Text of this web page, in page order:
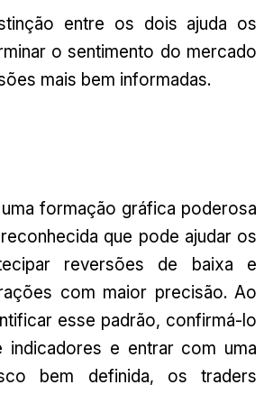
entre os dois ajuda os
o sentimento do mercado
mais bem informadas.
formação gráfica poderosa
que pode ajudar os
reversões de baixa e
com maior precisão. Ao
esse padrão, confirmá-lo
indicadores e entrar com uma
bem definida, os traders